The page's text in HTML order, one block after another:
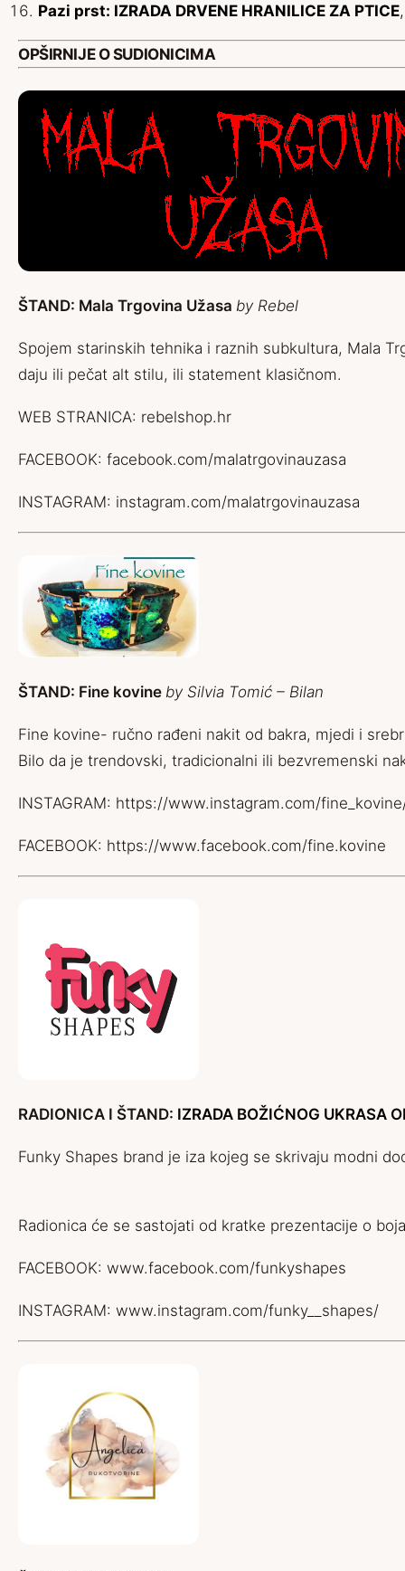
Pazi prst: IZRADA DRVENE HRANILICE ZA PTICE
OPŠIRNIJE O SUDIONICIMA
ŠTAND: Mala Trgovina Užasa by Rebel
Spojem starinskih tehnika i raznih subkultura, Mala
daju ili pečat alt stilu, ili statement klasičnom.
WEB STRANICA: rebelshop.hr
FACEBOOK: facebook.com/malatrgovinauzasa
INSTAGRAM: instagram.com/malatrgovinauzasa
ŠTAND: Fine kovine by Silvia Tomić – Bilan
Fine kovine- ručno rađeni nakit od bakra, mjedi i
Bilo da je trendovski, tradicionalni ili bezvremenski
INSTAGRAM: https://www.instagram.com/
FACEBOOK: https://www.facebook.com/fine.kovine
RADIONICA I ŠTAND: IZRADA BOŽIĆNOG UKRASA
Funky Shapes brand je iza kojeg se skrivaju modni
Radionica će se sastojati od kratke prezentacije o
FACEBOOK: www.facebook.com/funkyshapes
INSTAGRAM: www.instagram.com/funky__shapes/